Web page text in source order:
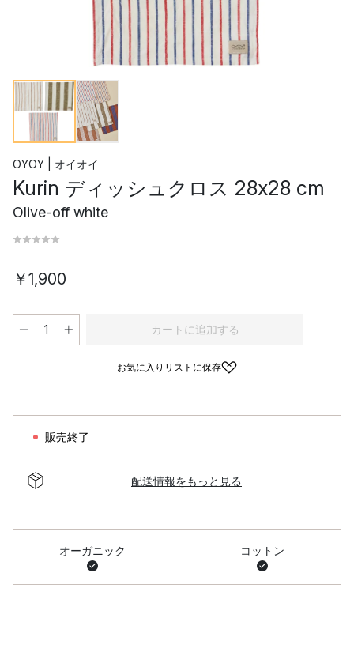
OYOY | オイオイ
Kurin ディッシュクロス 28x28 cm
Olive-off white
￥1,900
カートに追加する
お気に入りリストに保存
販売終了
配送情報をもっと見る
オーガニック コットン